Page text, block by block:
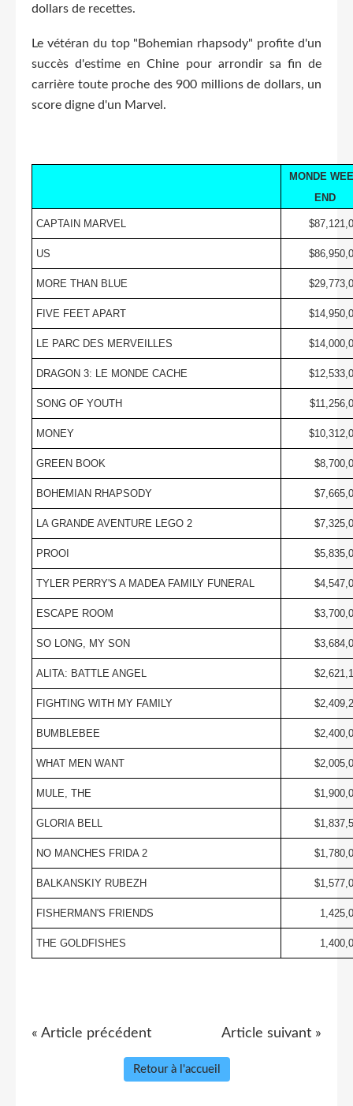
dollars de recettes.
Le vétéran du top "Bohemian rhapsody" profite d'un
succès d'estime en Chine pour arrondir sa fin de
carrière toute proche des 900 millions de dollars, un
score digne d'un Marvel.
MONDE
END
CAPTAIN MARVEL
US
MORE THAN BLUE
FIVE FEET APART
LE PARC DES MERVEILLES
DRAGON 3: LE MONDE CACHE
SONG OF YOUTH
MONEY
GREEN BOOK
BOHEMIAN RHAPSODY
LA GRANDE AVENTURE LEGO 2
PROOI
TYLER PERRY'S A MADEA FAMILY FUNERAL
ESCAPE ROOM
SO LONG, MY SON
ALITA: BATTLE ANGEL
FIGHTING WITH MY FAMILY
BUMBLEBEE
WHAT MEN WANT
MULE, THE
GLORIA BELL
NO MANCHES FRIDA 2
BALKANSKIY RUBEZH
FISHERMAN'S FRIENDS
THE GOLDFISHES
« Article précédent Article suivant »
Retour à l'accueil